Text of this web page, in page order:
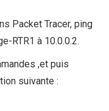
Packet Tracer, ping
RTR1 à 10.0.0.2.
,et puis
suivante :